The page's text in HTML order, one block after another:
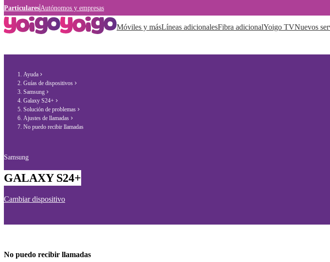
Particulares Autónomos y empresas
Móviles y másLíneas adicionalesFibra adicionalYoigo TVNuevos
Ayuda
Guías de dispositivos
Samsung
Galaxy S24+
Solución de problemas
Ajustes de llamadas
No puedo recibir llamadas
Samsung
GALAXY S24+
Cambiar dispositivo
No puedo recibir llamadas